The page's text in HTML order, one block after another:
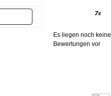
Es liegen noch keine
Bewertungen vor